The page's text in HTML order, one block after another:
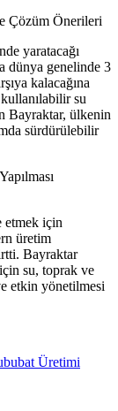
Çözüm Önerileri
yaratacağı
dünya genelinde 3
kalacağına
su
Bayraktar, ülkenin
sürdürülebilir
etmek için
üretim
Bayraktar
su, toprak ve
etkin yönetilmesi
Üretimi